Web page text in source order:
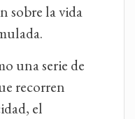
sobre la vida
una serie de
recorren
el